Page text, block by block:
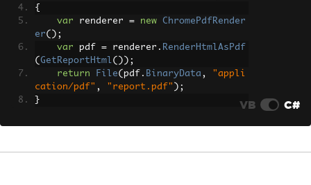
{
var renderer = new
ChromePdfRender
er();
var pdf = renderer . RenderHtmlAsPdf
( GetReportHtml());
return
File( pdf . BinaryData ,
"appli
cation/pdf" , "report.pdf" );
}
VB C#